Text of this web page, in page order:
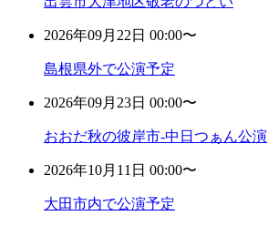
2026年09月22日 00:00〜
島根県外で公演予定
2026年09月23日 00:00〜
おおだ秋の彼岸市-中日つぁん公演
2026年10月11日 00:00〜
大田市内で公演予定